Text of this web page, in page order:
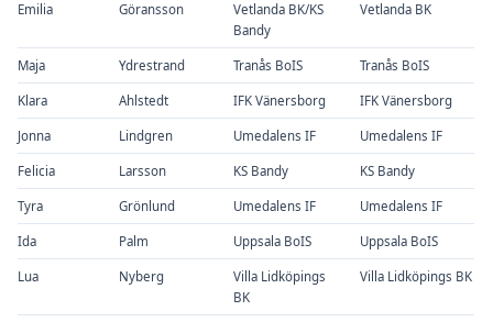
Emilia Göransson
Vetlanda BK/KS
Bandy
Vetlanda BK
Maja Ydrestrand Tranås BoIS Tranås BoIS
Klara Ahlstedt IFK Vänersborg IFK Vänersborg
Jonna Lindgren Umedalens IF Umedalens IF
Felicia Larsson KS Bandy KS Bandy
Tyra Grönlund Umedalens IF Umedalens IF
Ida Palm Uppsala BoIS Uppsala BoIS
Lua Nyberg
Villa Lidköpings
BK
Villa Lidköpings BK